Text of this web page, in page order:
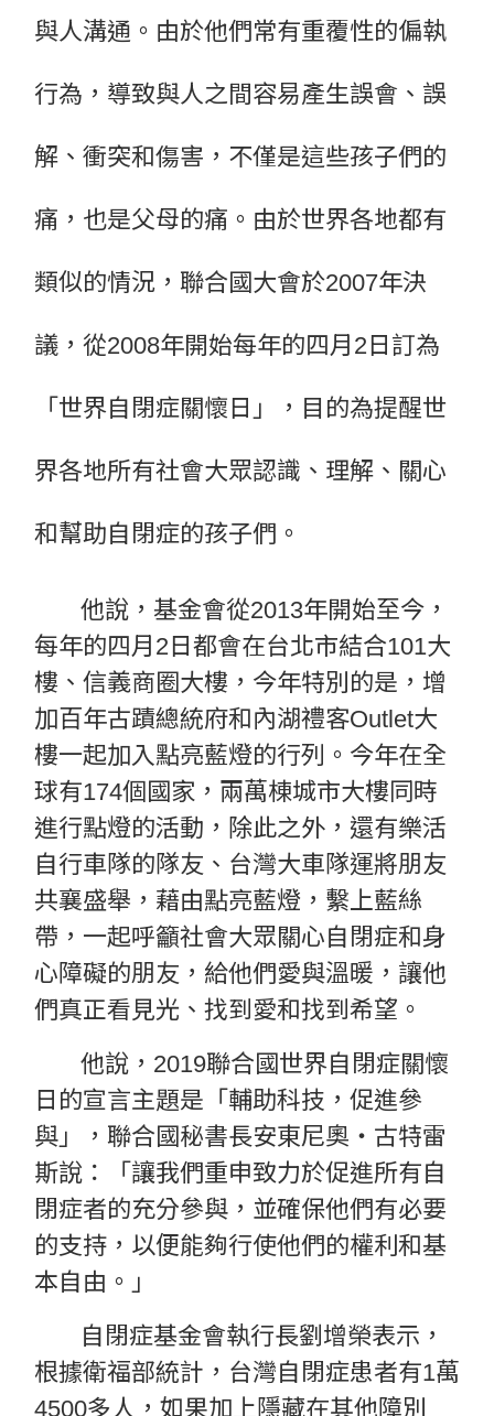
與人溝通。由於他們常有重覆性的偏執
行為，導致與人之間容易產生誤會、誤
解、衝突和傷害，不僅是這些孩子們的
痛，也是父母的痛。由於世界各地都有
類似的情況，聯合國大會於2007年決
議，從2008年開始每年的四月2日訂為
「世界自閉症關懷日」，目的為提醒世
界各地所有社會大眾認識、理解、關心
和幫助自閉症的孩子們。
他說，基金會從2013年開始至今，
每年的四月2日都會在台北市結合101大
樓、信義商圈大樓，今年特別的是，增
加百年古蹟總統府和內湖禮客Outlet大
樓一起加入點亮藍燈的行列。今年在全
球有174個國家，兩萬棟城市大樓同時
進行點燈的活動，除此之外，還有樂活
自行車隊的隊友、台灣大車隊運將朋友
共襄盛舉，藉由點亮藍燈，繫上藍絲
帶，一起呼籲社會大眾關心自閉症和身
心障礙的朋友，給他們愛與溫暖，讓他
們真正看見光、找到愛和找到希望。
他說，2019聯合國世界自閉症關懷
日的宣言主題是「輔助科技，促進參
與」，聯合國秘書長安東尼奧‧古特雷
斯說：「讓我們重申致力於促進所有自
閉症者的充分參與，並確保他們有必要
的支持，以便能夠行使他們的權利和基
本自由。」
自閉症基金會執行長劉增榮表示，
根據衛福部統計，台灣自閉症患者有1萬
4500多人，如果加上隱藏在其他障別